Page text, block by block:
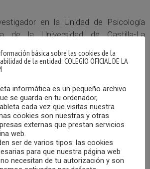
en la Unidad de Psicología
de la Universidad de Castilla-La
autobiográfica en población
básica sobre las cookies de la
de la entidad: COLEGIO OFICIAL DE LA
informática es un pequeño archivo
se guarda en tu ordenador,
cada vez que visitas nuestra
cookies son nuestras y otras
externas que prestan servicios
web.
ser de varios tipos: las cookies
para que nuestra página web
necesitan de tu autorización y son